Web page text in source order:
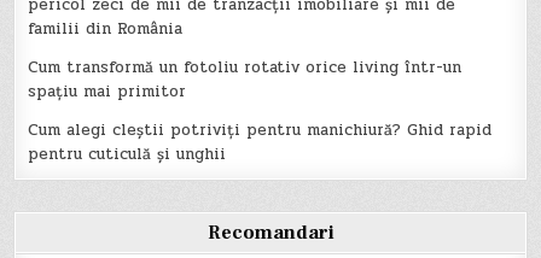
pericol zeci de mii de tranzacții imobiliare și mii de
familii din România
Cum transformă un fotoliu rotativ orice living într-un
spațiu mai primitor
Cum alegi cleștii potriviți pentru manichiură? Ghid rapid
pentru cuticulă și unghii
Recomandari